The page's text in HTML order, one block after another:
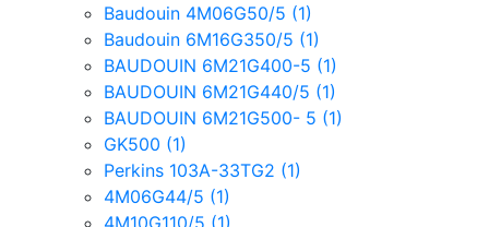
Baudouin 4M06G50/5 (1)
Baudouin 6M16G350/5 (1)
BAUDOUIN 6M21G400-5 (1)
BAUDOUIN 6M21G440/5 (1)
BAUDOUIN 6M21G500- 5 (1)
GK500 (1)
Perkins 103A-33TG2 (1)
4M06G44/5 (1)